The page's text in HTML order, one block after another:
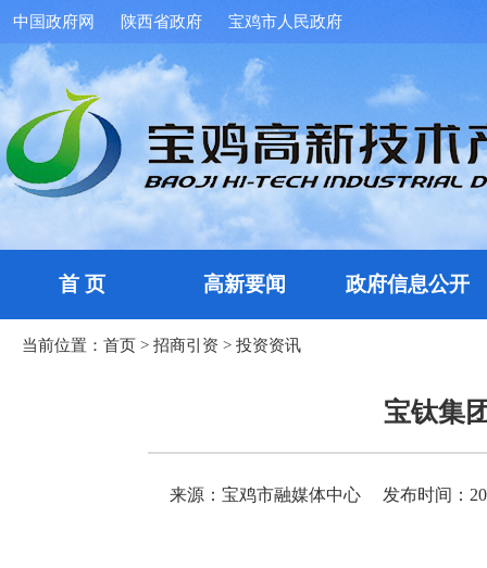
中国政府网 陕西省政府 宝鸡市人民政府
首 页 高新要闻 政府信息公开
当前位置： 首页 > 招商引资 > 投资资讯
宝钛集
来源：宝鸡市融媒体中心 发布时间：